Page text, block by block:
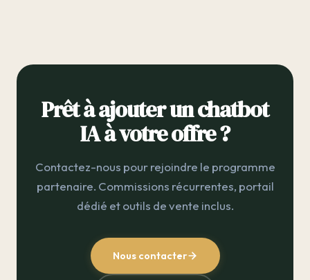
Prêt à ajouter un chatbot
IA à votre offre ?
Contactez-nous pour rejoindre le programme
partenaire. Commissions récurrentes, portail
dédié et outils de vente inclus.
Nous contacter